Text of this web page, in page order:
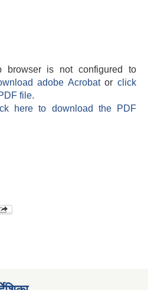
browser is not configured to
adobe Acrobatorclick
file.
here to download the PDF